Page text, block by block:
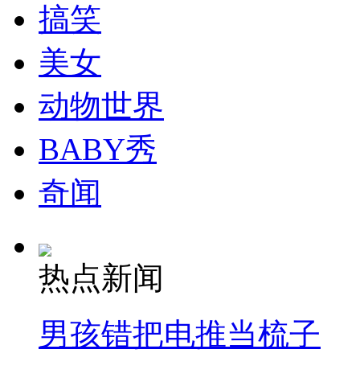
走！跟着总书记去植树
消防员救轻生者
纽约上演“枕头大战”
搞笑
美女
动物世界
BABY秀
奇闻
热点新闻
男孩错把电推当梳子